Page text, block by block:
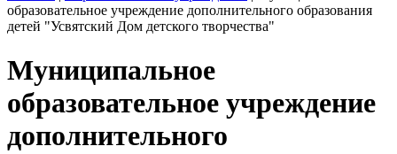
образовательное учреждение дополнительного образования
детей "Усвятский Дом детского творчества"
Муниципальное
образовательное учреждение
дополнительного